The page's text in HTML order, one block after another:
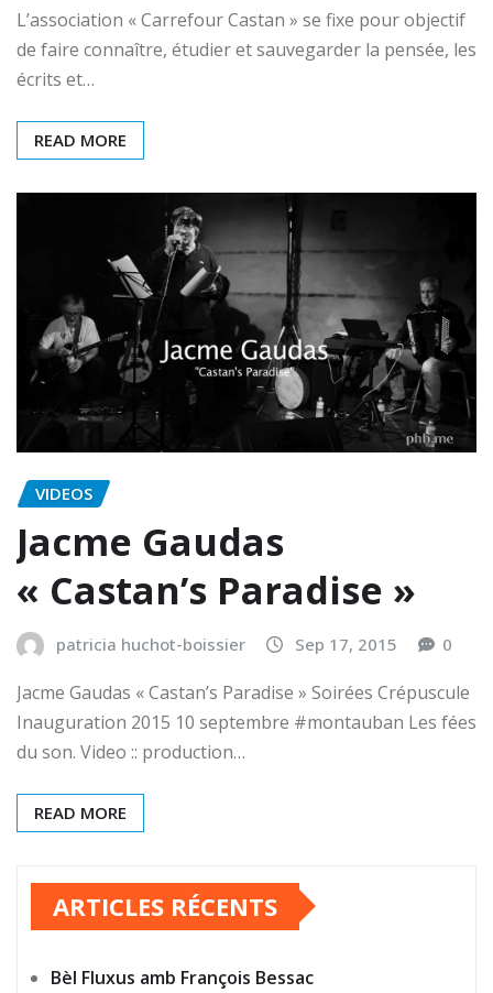
L’association « Carrefour Castan » se fixe pour objectif
de faire connaître, étudier et sauvegarder la pensée, les
écrits et…
READ MORE
VIDEOS
Jacme Gaudas
« Castan’s Paradise »
patricia huchot-boissier Sep 17, 2015 0
Jacme Gaudas « Castan’s Paradise » Soirées Crépuscule
Inauguration 2015 10 septembre ‪#‎montauban‬ Les fées
du son. Video :: production…
READ MORE
ARTICLES RÉCENTS
Bèl Fluxus amb François Bessac